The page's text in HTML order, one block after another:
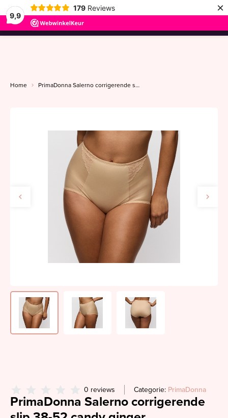
9,9
179 Reviews ×
menu
Home PrimaDonna Salerno corrigerende slip 38-52 candy ginger
0 reviews Categorie: PrimaDonna
PrimaDonna Salerno corrigerende